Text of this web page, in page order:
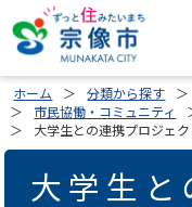
ホーム 分類から探す
市民協働・コミュニティ
大学生との連携プロジェク
大学生